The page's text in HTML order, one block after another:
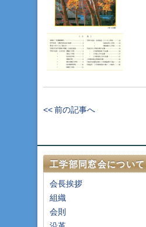
<< 前の記事へ
工学部同窓会について
会長挨拶
組織
会則